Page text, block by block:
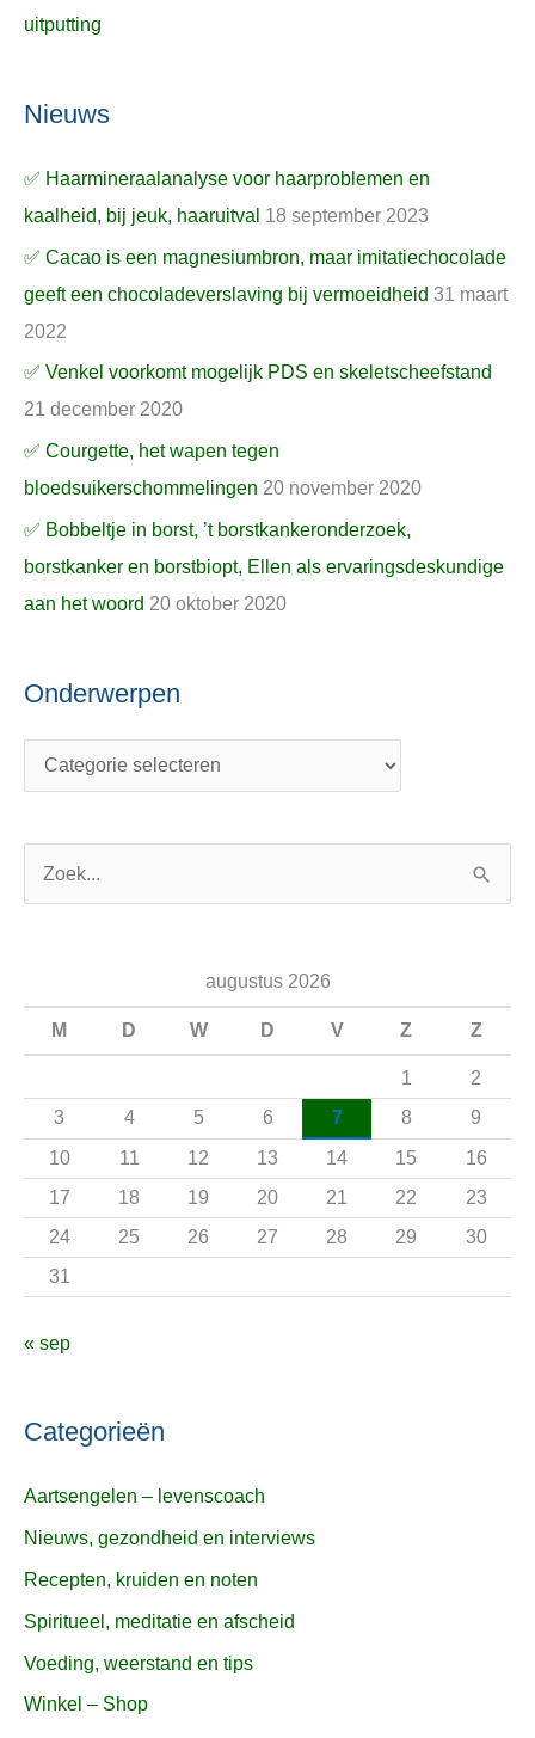
uitputting
Nieuws
✅ Haarmineraalanalyse voor haarproblemen en
kaalheid, bij jeuk, haaruitval 18 september 2023
✅ Cacao is een magnesiumbron, maar imitatiechocolade
geeft een chocoladeverslaving bij vermoeidheid 31 maart
2022
✅ Venkel voorkomt mogelijk PDS en skeletscheefstand
21 december 2020
✅ Courgette, het wapen tegen
bloedsuikerschommelingen 20 november 2020
✅ Bobbeltje in borst, ’t borstkankeronderzoek,
borstkanker en borstbiopt, Ellen als ervaringsdeskundige
aan het woord 20 oktober 2020
Onderwerpen
a
r
:
augustus 2026
M D W D V Z Z
1
2
3
4 5 6 7 8
9
10
11 12 13 14 15
16
17
18 19 20 21 22
23
24
25 26 27 28 29
30
31
« sep
Categorieën
Aartsengelen – levenscoach
Nieuws, gezondheid en interviews
Recepten, kruiden en noten
Spiritueel, meditatie en afscheid
Voeding, weerstand en tips
Winkel – Shop